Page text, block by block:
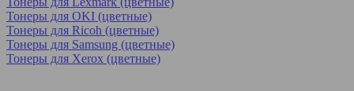
Тонеры для OKI (цветные)
Тонеры для Ricoh (цветные)
Тонеры для Samsung (цветные)
Тонеры для Xerox (цветные)